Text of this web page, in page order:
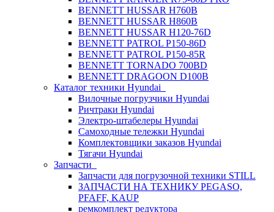
BENNETT HUSSAR H760B
BENNETT HUSSAR H860B
BENNETT HUSSAR H120-76D
BENNETT PATROL P150-86D
BENNETT PATROL P150-85R
BENNETT TORNADO 700BD
BENNETT DRAGOON D100B
Каталог техники Hyundai
Вилочные погрузчики Hyundai
Ричтраки Hyundai
Электро-штабелеры Hyundai
Самоходные тележки Hyundai
Комплектовщики заказов Hyundai
Тягачи Hyundai
Запчасти
Запчасти для погрузочной техники STILL
ЗАПЧАСТИ НА ТЕХНИКУ PEGASO,
PFAFF, KAUP
ремкомплект редуктора